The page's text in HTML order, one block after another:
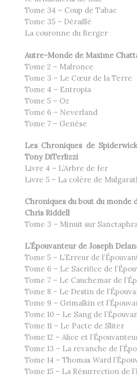
Tome 34 – Coup de Tabac
Tome 35 – Déraillé
La couronne du Berger
Autre-Monde de Maxime
Tome 2 – Malronce
Tome 3 – Le Cœur de la Terre
Tome 4 – Entropia
Tome 5 – Oz
Tome 6 – Neverland
Tome 7 – Genèse
Les Chroniques de
Tony DiTerlizzi
Livre 4 – L’Arbre de fer
Livre 5 – La colère de
Chroniques du bout du monde
Chris Riddell
Tome 3 – Minuit sur
L’Épouvanteur de Joseph
Tome 5 – L’Erreur de
Tome 6 – Le Sacrifice de
Tome 7 – Le Cauchemar de
Tome 8 – Le Destin de
Tome 9 – Grimalkin et
Tome 10 – Le Sang de
Tome 11 – Le Pacte de Sliter
Tome 12 – Alice et
Tome 13 – La revanche de
Tome 14 – Thomas Ward
Tome 15 – La Résurrection de